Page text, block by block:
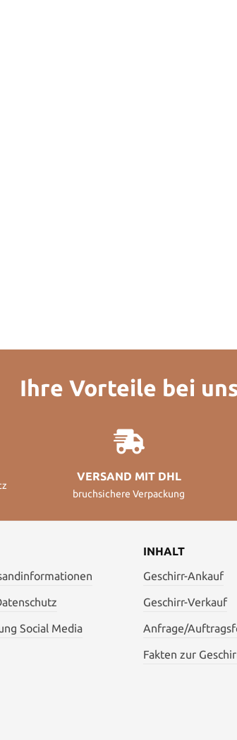
Ihre Vorteile bei
VERSAND MIT DHL
bruchsichere Verpackung
Social Media
INHALT
Geschirr-Ankauf
Geschirr-Verkauf
Anfrage/
Fakten zur